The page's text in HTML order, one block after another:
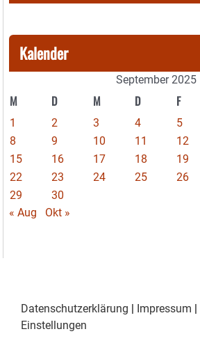
Kalender
September 2025
M D M D F
1 2 3 4 5
8
9 10 11 12
15
16 17 18 19
22
23 24 25 26
29
30
« Aug
Okt »
Datenschutzerklärung Impressum
Einstellungen